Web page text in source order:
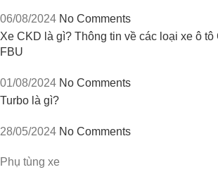
06/08/2024 No Comments
Xe CKD là gì? Thông tin về các loại xe ô tô
FBU
01/08/2024 No Comments
Turbo là gì?
28/05/2024 No Comments
Phụ tùng xe